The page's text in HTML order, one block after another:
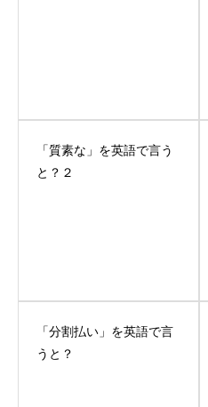
「質素な」を英語で言う
と？２
「分割払い」を英語で言
うと？